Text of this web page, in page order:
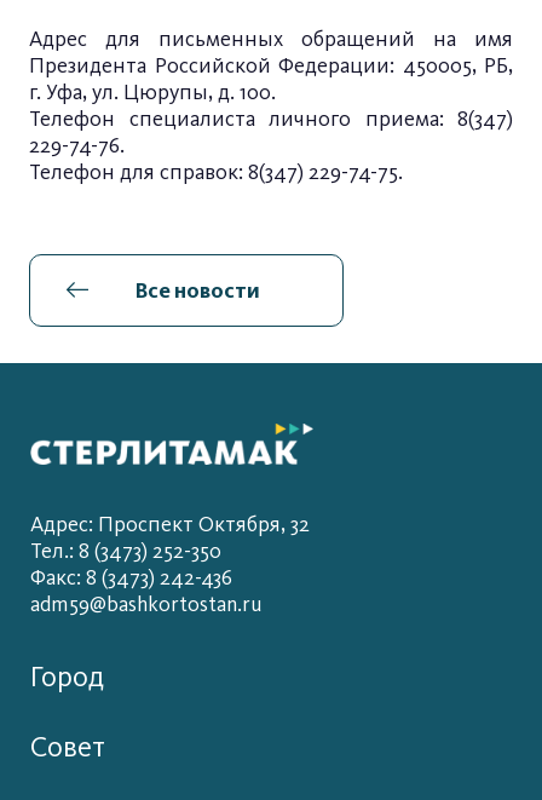
Адрес для письменных обращений на имя
Президента Российской Федерации: 450005, РБ,
г. Уфа, ул. Цюрупы, д. 100.
Телефон специалиста личного приема: 8(347)
229-74-76.
Телефон для справок: 8(347) 229-74-75.
Все новости
Адрес: Проспект Октября, 32
Тел.: 8 (3473) 252-350
Факс: 8 (3473) 242-436
adm59@bashkortostan.ru
Город
Совет